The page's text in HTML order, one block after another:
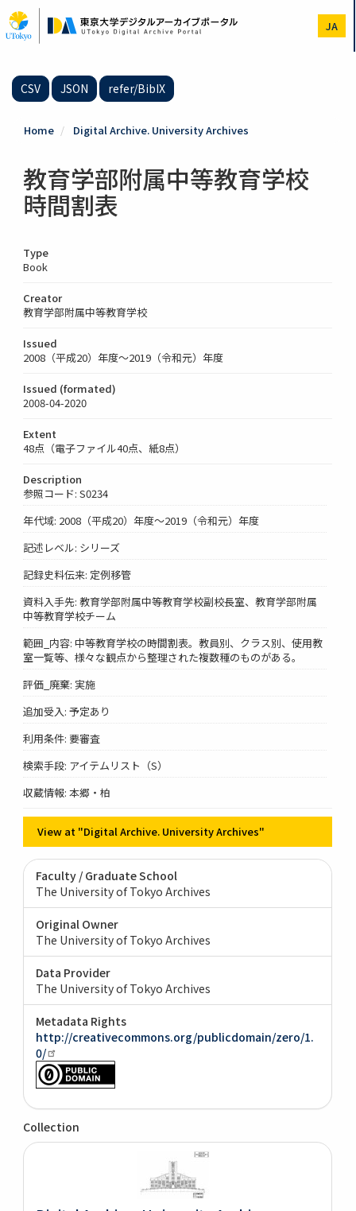
to
main
JA
CSV JSON refer/BibIX
Home Digital Archive. University Archives
教育学部附属中等教育学校
時間割表
Type
Book
Creator
教育学部附属中等教育学校
Issued
2008（平成20）年度～2019（令和元）年度
Issued (formated)
2008-04-2020
Extent
48点（電子ファイル40点、紙8点）
Description
参照コード: S0234
年代域: 2008（平成20）年度～2019（令和元）年度
記述レベル: シリーズ
記録史料伝来: 定例移管
資料入手先: 教育学部附属中等教育学校副校長室、教育学部附属
中等教育学校チーム
範囲_内容: 中等教育学校の時間割表。教員別、クラス別、使用教
室一覧等、様々な観点から整理された複数種のものがある。
評価_廃棄: 実施
追加受入: 予定あり
利用条件: 要審査
検索手段: アイテムリスト（S）
収蔵情報: 本郷・柏
View at "Digital Archive. University Archives"
Faculty / Graduate School
The University of Tokyo Archives
Original Owner
The University of Tokyo Archives
Data Provider
The University of Tokyo Archives
Metadata Rights
http://creativecommons.org/publicdomain/zero/1.
0/
Collection